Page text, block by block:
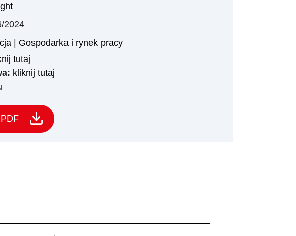
2024
| Gospodarka i rynek pracy
tutaj
kliknij tutaj